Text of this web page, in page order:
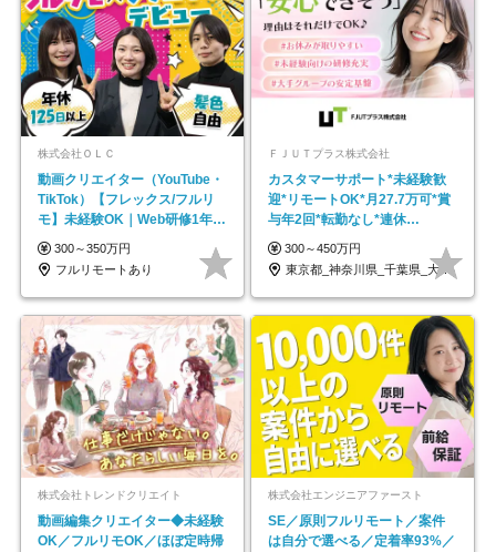
株式会社ＯＬＣ
動画クリエイター（YouTube・
TikTok）【フレックス/フルリ
モ】未経験OK｜Web研修1年間
｜副業OK
300～350万円
フルリモートあり
ＦＪＵＴプラス株式会社
カスタマーサポート*未経験歓
迎*リモートOK*月27.7万可*賞
与年2回*転勤なし*連休
OK/ZE010232
300～450万円
東京都_神奈川県_千葉県_大阪府_愛知県…
株式会社トレンドクリエイト
動画編集クリエイター◆未経験
OK／フルリモOK／ほぼ定時帰
株式会社エンジニアファースト
SE／原則フルリモート／案件
は自分で選べる／定着率93%／